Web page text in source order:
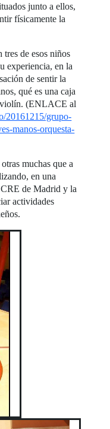
junto a ellos,
físicamente la
de esos niños
experiencia, en la
de sentir la
qué es una caja
violín. (ENLACE al
20161215/grupo-
manos-orquesta-
muchas que a
en una
de Madrid y la
actividades